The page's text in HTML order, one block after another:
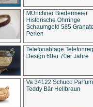
MÜnchner Biedermeier
Historische Ohrringe
Schaumgold 585
Perlen
Telefonablage
Design 60er 70er Jahre
Va 34122 Schuco
Teddy Bär Hellbraun